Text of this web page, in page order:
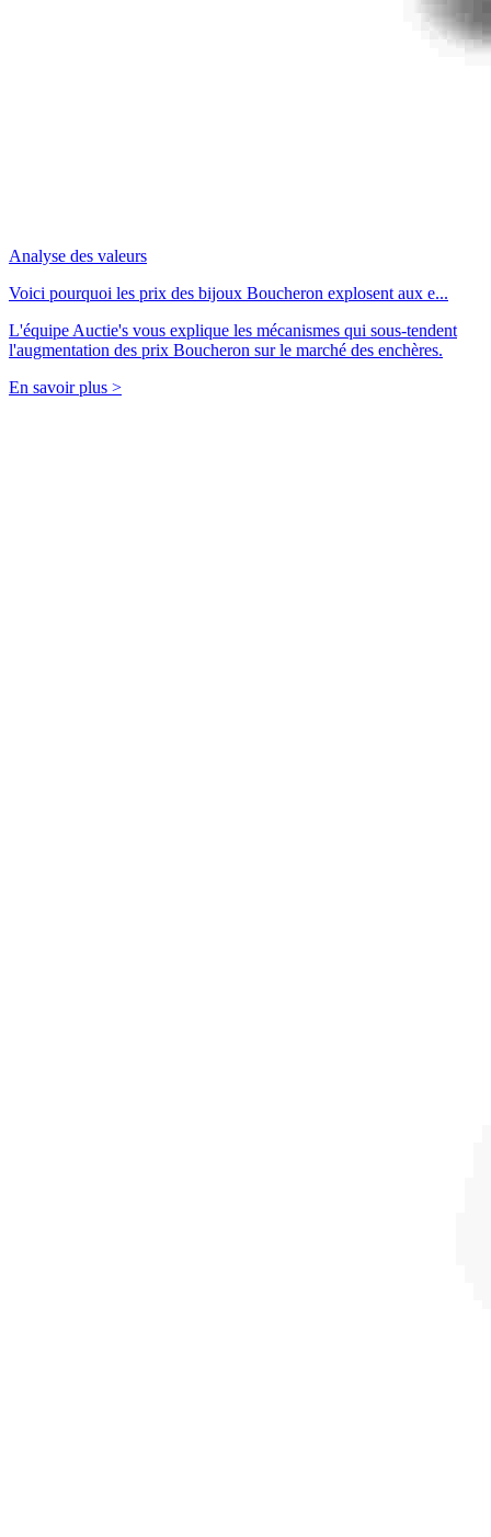
Analyse des valeurs
Voici pourquoi les prix des bijoux Boucheron explosent aux e...
L'équipe Auctie's vous explique les mécanismes qui sous-tendent
l'augmentation des prix Boucheron sur le marché des enchères.
En savoir plus >